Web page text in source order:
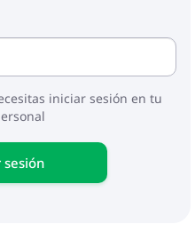
iniciar sesión en tu